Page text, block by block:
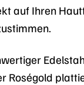
auf Ihren
Roségold